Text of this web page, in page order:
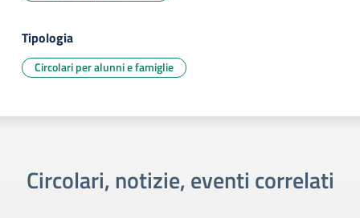
Tipologia
Circolari per alunni e famiglie
Circolari, notizie, eventi correlati